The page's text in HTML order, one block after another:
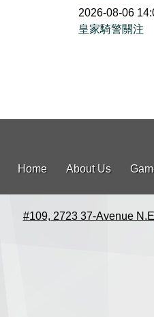
2026-08-06
皇家騎警關注
Home About Us
#109, 2723 37-Avenue